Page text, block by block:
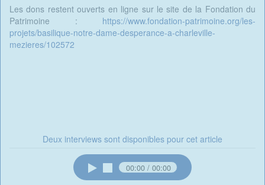
Les dons restent ouverts en ligne sur le site de la Fondation du
Patrimoine : https://www.fondation-patrimoine.org/les-
projets/basilique-notre-dame-desperance-a-charleville-
mezieres/102572
Deux interviews sont disponibles pour cet article
00:00 00:00